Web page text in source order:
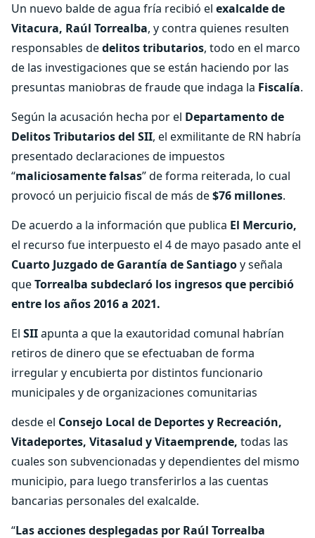
Un nuevo balde de agua fría recibió el exalcalde de
Vitacura, Raúl Torrealba, y contra quienes resulten
responsables dedelitos tributarios, todo en el marco
de las investigaciones que se están haciendo por las
presuntas maniobras de fraude que indaga la Fiscalía.
Según la acusación hecha por el Departamento de
Delitos Tributarios del SII, el exmilitante de RN habría
presentado declaraciones de impuestos
“maliciosamente falsas” de forma reiterada, lo cual
provocó un perjuicio fiscal de más de$76 millones.
De acuerdo a la información que publica El Mercurio,
el recurso fue interpuesto el 4 de mayo pasado ante el
Cuarto Juzgado de Garantía de Santiagoy señala
queTorrealba subdeclaró los ingresos que percibió
entre los años 2016 a 2021.
El SIIapunta a que la exautoridad comunal habrían
retiros de dinero que se efectuaban de forma
irregular y encubierta por distintos funcionario
municipales y de organizaciones comunitarias
desde el Consejo Local de Deportes y Recreación,
Vitadeportes, Vitasalud y Vitaemprende, todas las
cuales son subvencionadas y dependientes del mismo
municipio, para luego transferirlos a las cuentas
bancarias personales del exalcalde.
“Las acciones desplegadas por Raúl Torrealba